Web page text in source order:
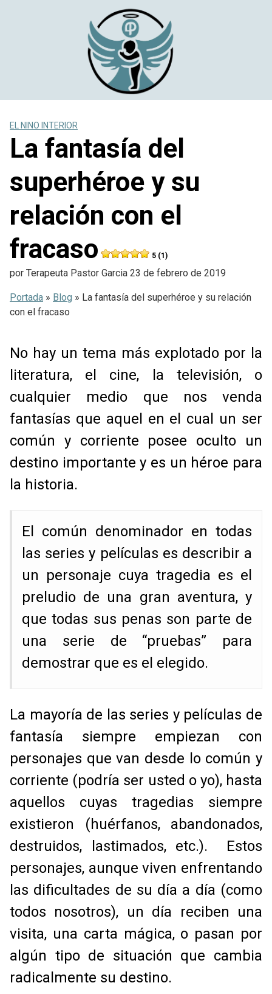
EL NINO INTERIOR
La fantasía del
superhéroe y su
relación con el
fracaso
5 (1)
por Terapeuta Pastor Garcia 23 de febrero de 2019
Portada » Blog » La fantasía del superhéroe y su relación
con el fracaso
No hay un tema más explotado por la
literatura, el cine, la televisión, o
cualquier medio que nos venda
fantasías que aquel en el cual un ser
común y corriente posee oculto un
destino importante y es un héroe para
la historia.
El común denominador en todas
las series y películas es describir a
un personaje cuya tragedia es el
preludio de una gran aventura, y
que todas sus penas son parte de
una serie de “pruebas” para
demostrar que es el elegido.
La mayoría de las series y películas de
fantasía siempre empiezan con
personajes que van desde lo común y
corriente (podría ser usted o yo), hasta
aquellos cuyas tragedias siempre
existieron (huérfanos, abandonados,
destruidos, lastimados, etc.). Estos
personajes, aunque viven enfrentando
las dificultades de su día a día (como
todos nosotros), un día reciben una
visita, una carta mágica, o pasan por
algún tipo de situación que cambia
radicalmente su destino.